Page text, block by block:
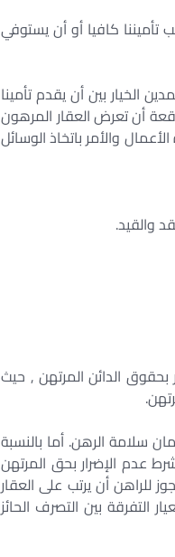
تأميننا كافيا أو أن يستوفي
الخيار بين أن يقدم تأمينا
أن تعرض العقار المرهون
والأمر باتخاذ الوسائل
والقيد.
الدائن المرتهن , حيث
سلامة الرهن. أما بالنسبة
عدم الإضرار بحق المرتهن
للراهن أن يرتب على العقار
التفرقة بين التصرف الحائز